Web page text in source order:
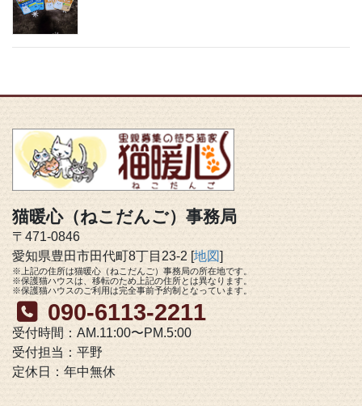
猫暖心（ねこだんご）事務局
〒471-0846
愛知県豊田市田代町8丁目23-2 [地図]
※上記の住所は猫暖心（ねこだんご）事務局の所在地です。
※保護猫ハウスは、移転のため上記の住所とは異なります。
※保護猫ハウスのご利用は完全事前予約制となっています。
090-6113-2211
受付時間：AM.11:00〜PM.5:00
受付担当：平野
定休日：年中無休